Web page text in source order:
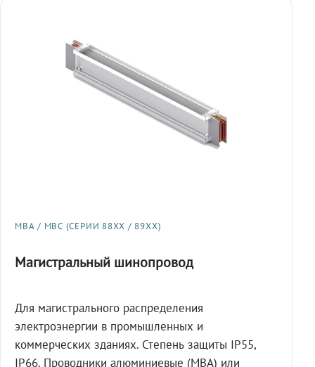
МВА / МВС (СЕРИИ 88XX / 89XX)
Магистральный шинопровод
Для магистрального распределения
электроэнергии в промышленных и
коммерческих зданиях. Степень защиты IP55,
IP66. Проводники алюминиевые (МВА) или